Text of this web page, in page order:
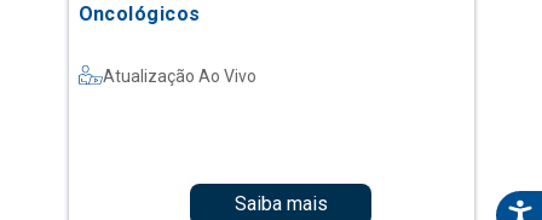
Oncológicos
Atualização Ao Vivo
Saiba mais